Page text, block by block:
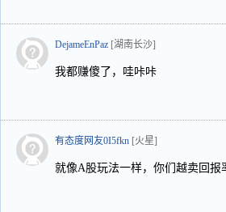
DejameEnPaz [湖南长沙]
我都赚傻了，哇咔咔
有态度网友0I5fkn [火星]
就像A股玩法一样，你们越卖回报